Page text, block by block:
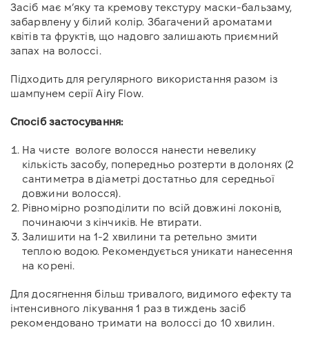
Засіб має мʼяку та кремову текстуру маски-бальзаму,
забарвлену у білий колір. Збагачений ароматами
квітів та фруктів, що надовго залишають приємний
запах на волоссі.
Підходить для регулярного використання разом із
шампунем серії Airy Flow.
Спосіб застосування:
На чисте вологе волосся нанести невелику
кількість засобу, попередньо розтерти в долонях (2
сантиметра в діаметрі достатньо для середньої
довжини волосся).
Рівномірно розподілити по всій довжині локонів,
починаючи з кінчиків. Не втирати.
Залишити на 1-2 хвилини та ретельно змити
теплою водою. Рекомендується уникати нанесення
на корені.
Для досягнення більш тривалого, видимого ефекту та
інтенсивного лікування 1 раз в тиждень засіб
рекомендовано тримати на волоссі до 10 хвилин.